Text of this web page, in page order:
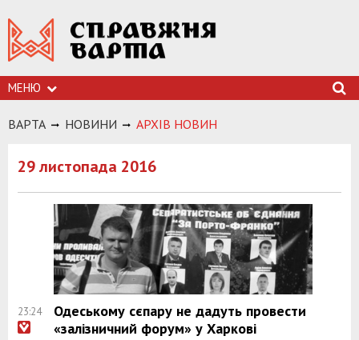
МЕНЮ
ВАРТА НОВИНИ АРХIВ НОВИН
29 листопада 2016
23:24
Одеському сєпару не дадуть провести
«залізничний форум» у Харкові